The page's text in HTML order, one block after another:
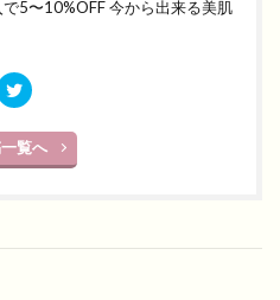
5〜10%OFF 今から出来る美肌
覧へ